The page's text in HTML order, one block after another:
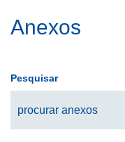
Anexos
Pesquisar